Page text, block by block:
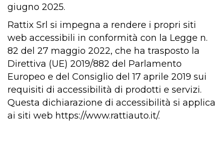
giugno 2025.
Rattix Srl si impegna a rendere i propri siti
web accessibili in conformità con la Legge n.
82 del 27 maggio 2022, che ha trasposto la
Direttiva (UE) 2019/882 del Parlamento
Europeo e del Consiglio del 17 aprile 2019 sui
requisiti di accessibilità di prodotti e servizi.
Questa dichiarazione di accessibilità si applica
ai siti web https://www.rattiauto.it/.